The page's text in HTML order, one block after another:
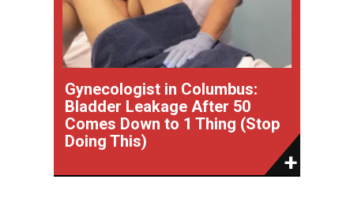
Gynecologist in Columbus:
Bladder Leakage After 50
Comes Down to 1 Thing (Stop
Doing This)